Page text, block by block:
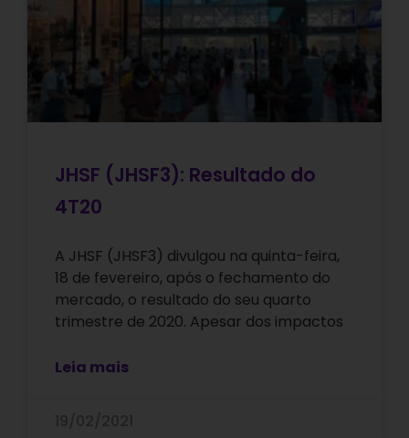
JHSF (JHSF3): Resultado do
4T20
A JHSF (JHSF3) divulgou na quinta-feira,
18 de fevereiro, após o fechamento do
mercado, o resultado do seu quarto
trimestre de 2020. Apesar dos impactos
Leia mais